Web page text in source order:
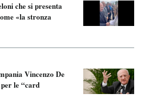
che si presenta
«la stronza
Vincenzo De
le “card